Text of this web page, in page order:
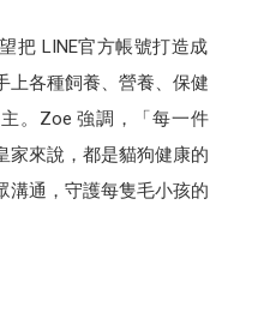
把 LINE官方帳號打造成
上各種飼養、營養、保健
。Zoe 強調，「每一件
家來說，都是貓狗健康的
溝通，守護每隻毛小孩的